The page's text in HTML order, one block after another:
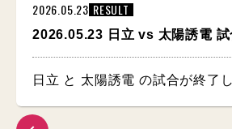
2026.05.23 RESULT
2026.05.23 日立 vs 太陽誘電 試
日立 と 太陽誘電 の試合が終了